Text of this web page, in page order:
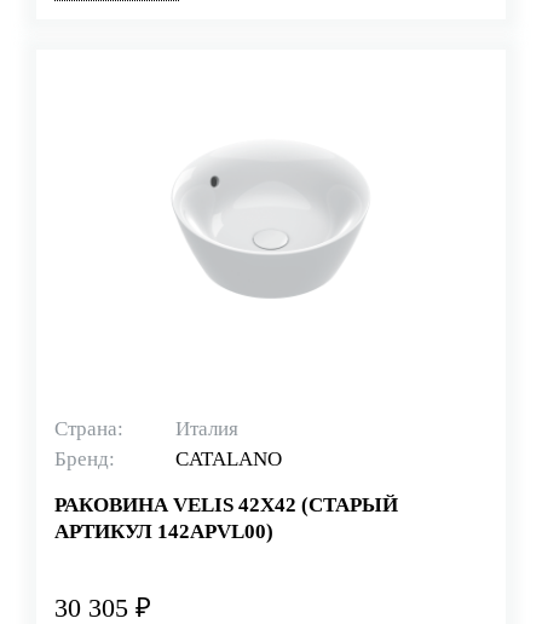
Страна:
Италия
Бренд:
CATALANO
РАКОВИНА VELIS 42X42 (СТАРЫЙ
АРТИКУЛ 142APVL00)
30 305 ₽